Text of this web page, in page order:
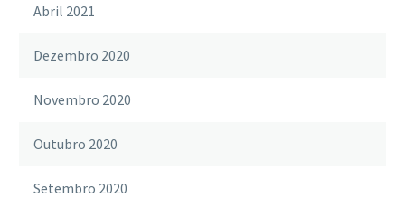
Abril 2021
Dezembro 2020
Novembro 2020
Outubro 2020
Setembro 2020